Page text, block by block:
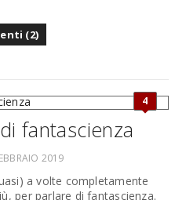
(2)
4
fantascienza
2019
a volte completamente
per parlare di fantascienza.